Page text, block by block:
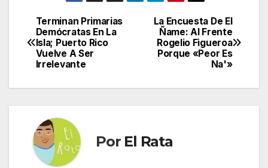
Navegación
de
La Encuesta De El
Ñame: Al Frente
Rogelio Figueroa
Porque «Peor Es
Na'»
Terminan Primarias
Demócratas En La
Isla; Puerto Rico
Vuelve A Ser
Irrelevante
Por El Rata